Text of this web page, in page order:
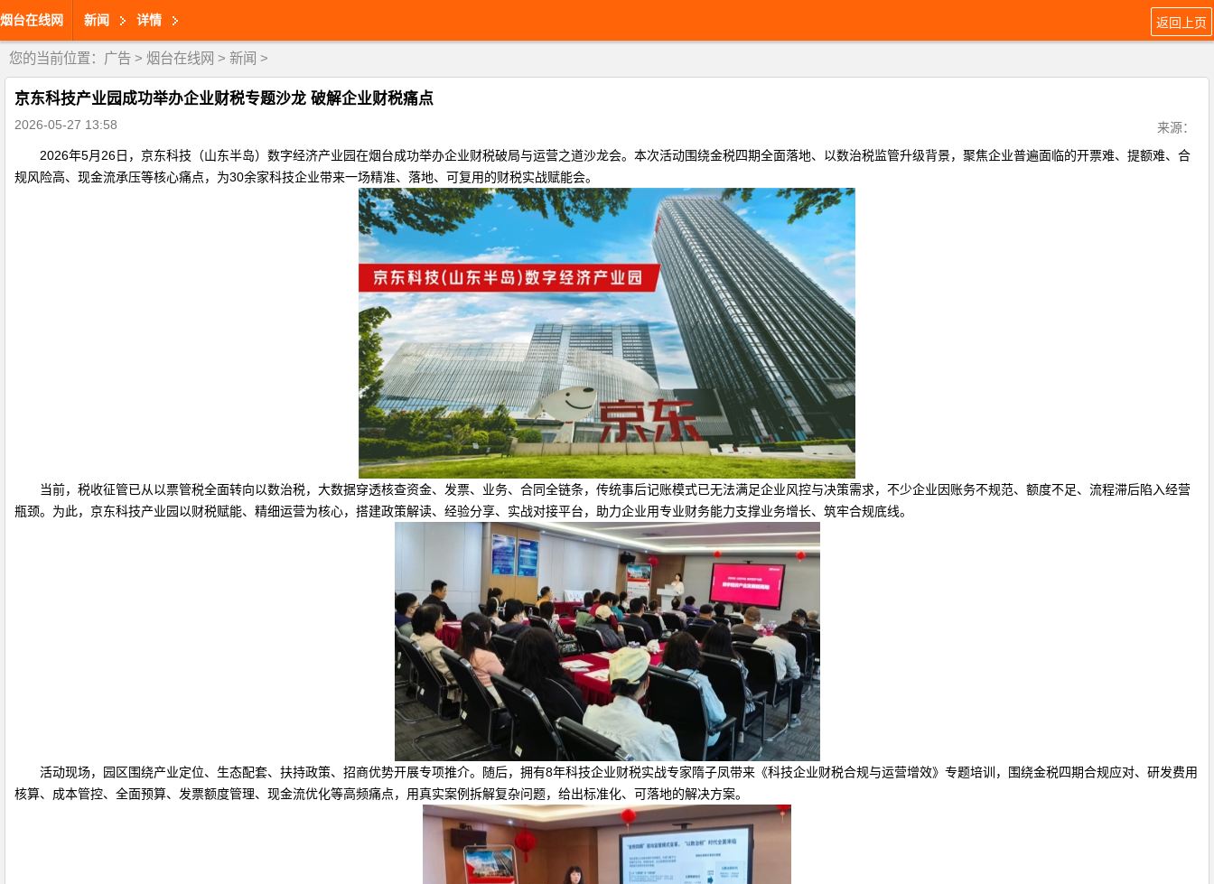
烟台在线网 新闻 详情 返回上页
您的当前位置： 广告 > 烟台在线网 > 新闻 >
京东科技产业园成功举办企业财税专题沙龙 破解企业财税痛点
2026-05-27 13:58
来源：
2026年5月26日，京东科技（山东半岛）数字经济产业园在烟台成功举办企业财税破局与运营之道沙龙会。本次活动围绕金税四期全面落地、以数治税监管升级背景，聚焦企业普遍面临的开票难、提额难、合
规风险高、现金流承压等核心痛点，为30余家科技企业带来一场精准、落地、可复用的财税实战赋能会。
当前，税收征管已从以票管税全面转向以数治税，大数据穿透核查资金、发票、业务、合同全链条，传统事后记账模式已无法满足企业风控与决策需求，不少企业因账务不规范、额度不足、流程滞后陷入经营
瓶颈。为此，京东科技产业园以财税赋能、精细运营为核心，搭建政策解读、经验分享、实战对接平台，助力企业用专业财务能力支撑业务增长、筑牢合规底线。
活动现场，园区围绕产业定位、生态配套、扶持政策、招商优势开展专项推介。随后，拥有8年科技企业财税实战专家隋子凤带来《科技企业财税合规与运营增效》专题培训，围绕金税四期合规应对、研发费用
核算、成本管控、全面预算、发票额度管理、现金流优化等高频痛点，用真实案例拆解复杂问题，给出标准化、可落地的解决方案。